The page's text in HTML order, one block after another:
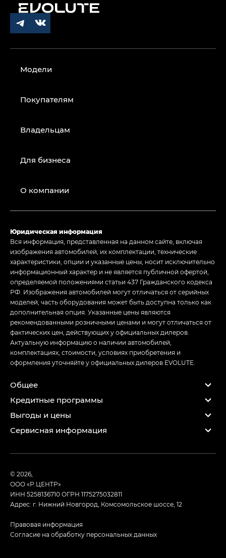
Модели
Покупателям
Владельцам
Для бизнеса
О компании
Юридическая информация
Вся информация, представленная на данном сайте, включая
изображения автомобилей, их комплектации, технические
характеристики, опции и указанные цены, носит исключительно
информационный характер и не является публичной офертой,
определяемой положениями статьи 437 Гражданского кодекса
РФ. Изображения автомобилей могут отличаться от серийных
моделей, часть оборудования может быть доступна только как
дополнительная опция. Указанные цены являются
рекомендованными розничными ценами и могут отличаться от
фактических цен, действующих у официальных дилеров.
Актуальную информацию о наличии автомобилей,
комплектациях, стоимости, условиях приобретения и
оформления уточняйте у официальных дилеров EVOLUTE.
Общее
Кредитные программы
Выгоды и цены
Сервисная информация
© 2026,
ООО «Р ЦЕНТР»
ИНН 5258136710ОГРН 1175275032811
Адрес: г. Нижний Новгород, Комсомольское шоссе, 12
Правовая информация
Согласие на обработку персональных данных